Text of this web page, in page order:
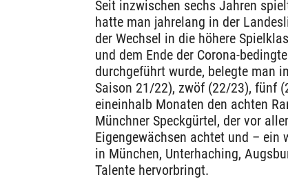
Seit inzwischen sechs Jahren
hatte man jahrelang in der
der Wechsel in die höhere
und dem Ende der Corona-
durchgeführt wurde, belegte man
Saison 21/22), zwöf (22/23), fünf
eineinhalb Monaten den achten
Münchner Speckgürtel, der vor
Eigengewächsen achtet und – ein
in München, Unterhaching,
Talente hervorbringt.